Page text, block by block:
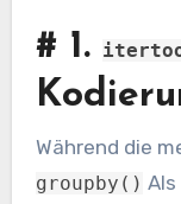
# 1.
Während die
groupby()